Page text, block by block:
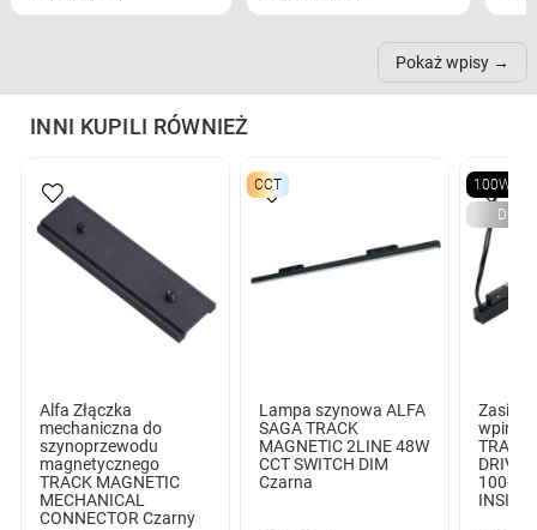
nich może przydać się w
Pokaż wpisy
INNI KUPILI RÓWNIEŻ
Alfa Złączka
mechaniczna do
szynoprzewodu
magnetycznego
TRACK MAGNETIC
MECHANICAL
CONNECTOR Czarny
CCT
Lampa szynowa ALFA
SAGA TRACK
MAGNETIC 2LINE 48W
CCT SWITCH DIM
Czarna
DIMM
TRACK
INSIDE